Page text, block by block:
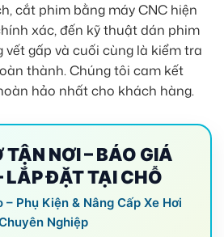
cắt phim bằng máy CNC hiện
xác, đến kỹ thuật dán phim
vết gấp và cuối cùng là kiểm tra
thành. Chúng tôi cam kết
hảo nhất cho khách hàng.
TẬN NƠI – BÁO GIÁ
LẮP ĐẶT TẠI CHỖ
Phụ Kiện & Nâng Cấp Xe Hơi
Nghiệp